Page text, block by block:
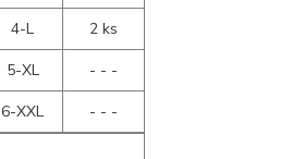
4-L
2 ks
5-XL
- - -
6-XXL
- - -